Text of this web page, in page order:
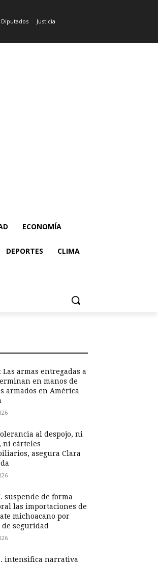
Justicia
ECONOMÍA
DEPORTES CLIMA
Las armas entregadas a
en manos de
armados en América
al despojo, ni
ni cárteles
asegura Clara
suspende de forma
las importaciones de
michoacano por
seguridad
intensifica narrativa